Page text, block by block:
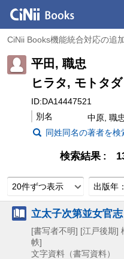
CiNii Books機能統合対応の追
平田, 職忠
ヒラタ, モトタダ
ID:DA14447521
別名
中原, 職
同姓同名の著者を検
検索結果
20件ずつ表示 出版年
立太子次第並女官志
[書写者不明] [江戸後期]
帙]
文字資料（書写資料）